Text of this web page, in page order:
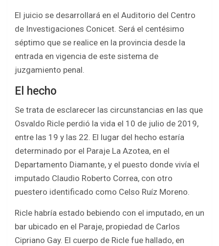
El juicio se desarrollará en el Auditorio del Centro
de Investigaciones Conicet. Será el centésimo
séptimo que se realice en la provincia desde la
entrada en vigencia de este sistema de
juzgamiento penal.
El hecho
Se trata de esclarecer las circunstancias en las que
Osvaldo Ricle perdió la vida el 10 de julio de 2019,
entre las 19 y las 22. El lugar del hecho estaría
determinado por el Paraje La Azotea, en el
Departamento Diamante, y el puesto donde vivía el
imputado Claudio Roberto Correa, con otro
puestero identificado como Celso Ruíz Moreno.
Ricle habría estado bebiendo con el imputado, en un
bar ubicado en el Paraje, propiedad de Carlos
Cipriano Gay. El cuerpo de Ricle fue hallado, en